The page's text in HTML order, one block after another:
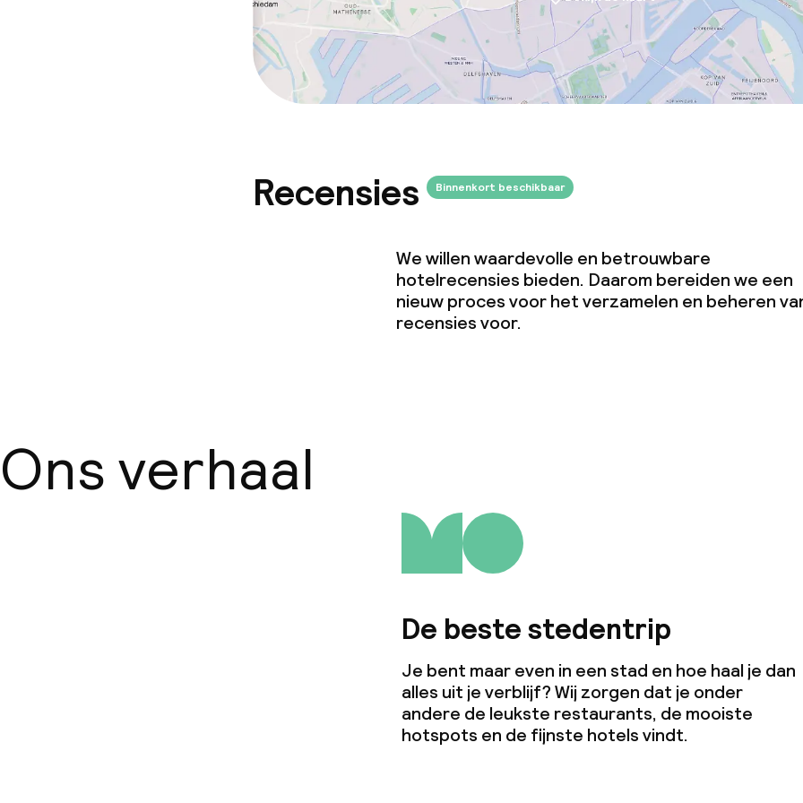
Recensies Binnenkort beschikbaar
We willen waardevolle en betrouwbare
hotelrecensies bieden. Daarom bereiden we een
nieuw proces voor het verzamelen en beheren
recensies voor.
Ons verhaal
De beste stedentrip
Je bent maar even in een stad en hoe haal je dan
alles uit je verblijf? Wij zorgen dat je onder
andere de leukste restaurants, de mooiste
hotspots en de fijnste hotels vindt.